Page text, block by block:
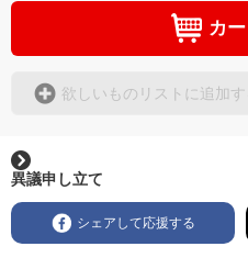
カ
欲しいものリストに追加す
異議申し立て
シェアして応援する